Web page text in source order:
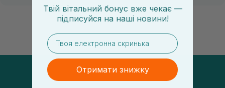
Твій вітальний бонус вже чекає —
підписуйся на наші новини!
email
Отримати знижку